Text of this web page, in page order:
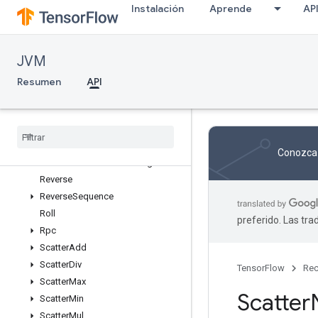
Instalación Aprende API
JVM
Resumen API
ResourceScatterMin
ResourceScatterMul
ResourceScatterNdMax
ResourceScatterNdMin
ResourceScatterNdUpdate
Reverse
ReverseSequence
Roll
Rpc
ScatterAdd
ScatterDiv
ScatterMax
ScatterMin
ScatterMul
preferido. Las
TensorFlow
Scatter